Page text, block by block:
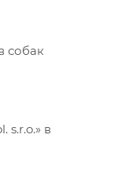
собак
s.r.o.» в